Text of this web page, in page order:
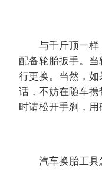
与千斤顶一样
配备轮胎扳手。
行更换。当然，
话，不妨在随车
时请松开手刹，用
汽车换胎工具